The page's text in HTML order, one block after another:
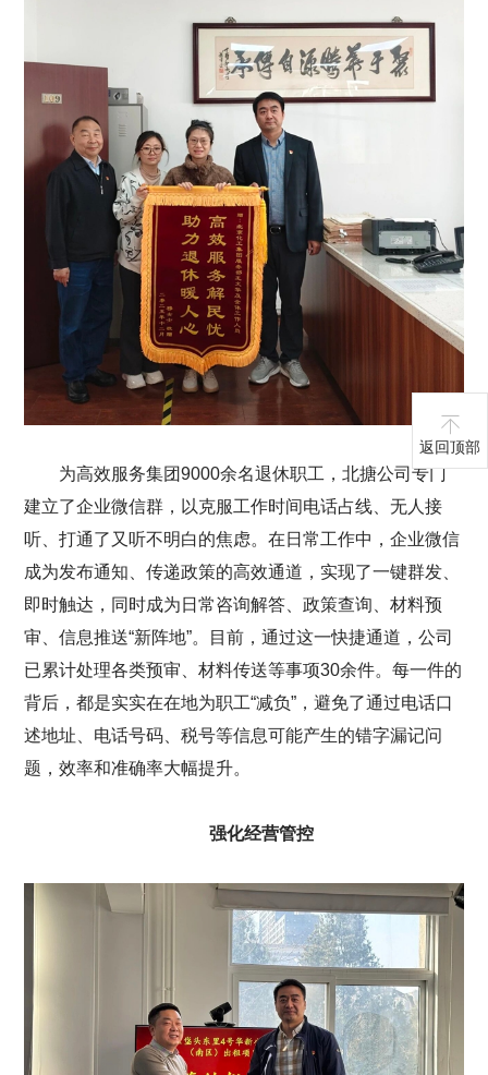
为高效服务集团9000余名退休职工，北搪公司专门
建立了企业微信群，以克服工作时间电话占线、无人接
听、打通了又听不明白的焦虑。在日常工作中，企业微信
成为发布通知、传递政策的高效通道，实现了一键群发、
即时触达，同时成为日常咨询解答、政策查询、材料预
审、信息推送“新阵地”。目前，通过这一快捷通道，公司
已累计处理各类预审、材料传送等事项30余件。每一件的
背后，都是实实在在地为职工“减负”，避免了通过电话口
述地址、电话号码、税号等信息可能产生的错字漏记问
题，效率和准确率大幅提升。
强化经营管控
返回顶部